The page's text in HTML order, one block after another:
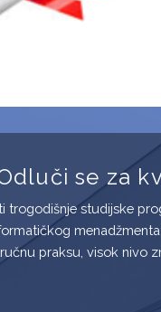
se za
trogodišnje studijske
praksu, visok nivo